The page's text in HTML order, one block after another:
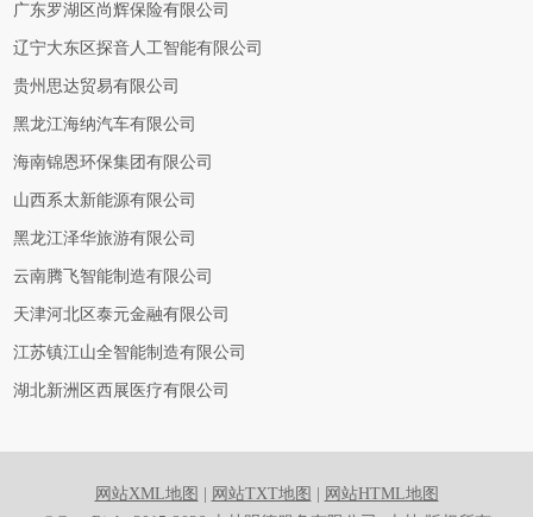
广东罗湖区尚辉保险有限公司
辽宁大东区探音人工智能有限公司
贵州思达贸易有限公司
黑龙江海纳汽车有限公司
海南锦恩环保集团有限公司
山西系太新能源有限公司
黑龙江泽华旅游有限公司
云南腾飞智能制造有限公司
天津河北区泰元金融有限公司
江苏镇江山全智能制造有限公司
湖北新洲区西展医疗有限公司
网站XML地图 网站TXT地图
网站HTML地图